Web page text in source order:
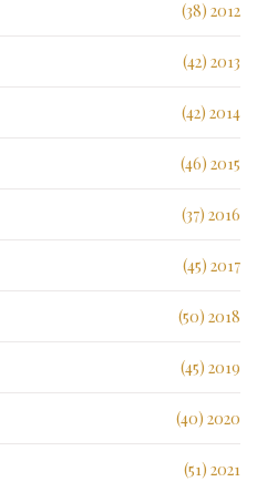
2012 (38)
2013 (42)
2014 (42)
2015 (46)
2016 (37)
2017 (45)
2018 (50)
2019 (45)
2020 (40)
2021 (51)